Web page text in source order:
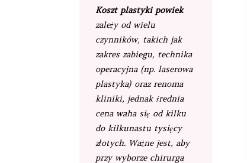
Koszt plastyki powiek
zależy od wielu
czynników, takich jak
zakres zabiegu, technika
operacyjna (np. laserowa
plastyka) oraz renoma
kliniki, jednak średnia
cena waha się od kilku
do kilkunastu tysięcy
złotych. Ważne jest, aby
przy wyborze chirurga